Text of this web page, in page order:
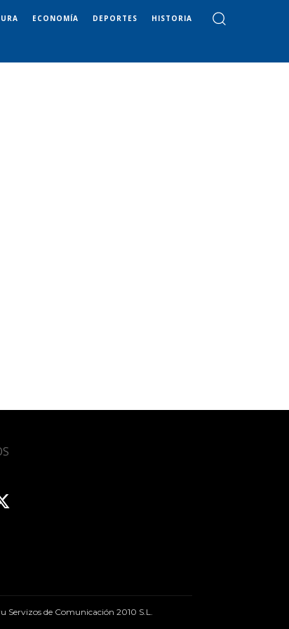
ECONOMÍA DEPORTES HISTORIA
Servizos de Comunicación 2010 S.L.